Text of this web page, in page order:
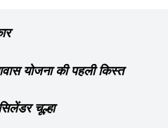
योजना की पहली किस्त
चूल्हा